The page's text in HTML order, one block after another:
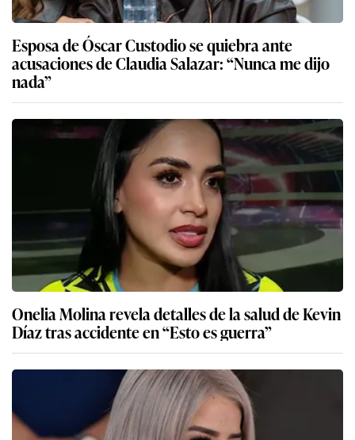
Esposa de Óscar Custodio se quiebra ante
acusaciones de Claudia Salazar: “Nunca me dijo
nada”
Onelia Molina revela detalles de la salud de Kevin
Díaz tras accidente en “Esto es guerra”